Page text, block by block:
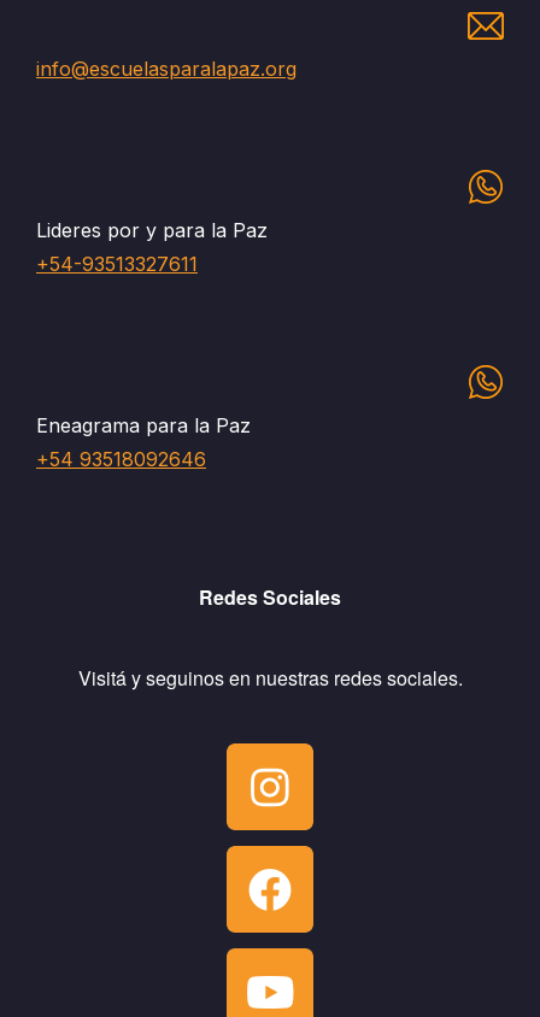
info@escuelasparalapaz.org
Lideres por y para la Paz
+54-93513327611
Eneagrama para la Paz
+54 93518092646
Redes Sociales
Visitá y seguinos en nuestras redes sociales.